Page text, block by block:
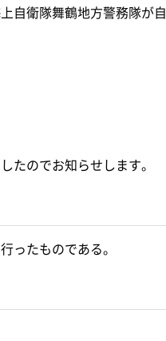
自衛隊舞鶴地方警務隊が自
たのでお知らせします。
ったものである。